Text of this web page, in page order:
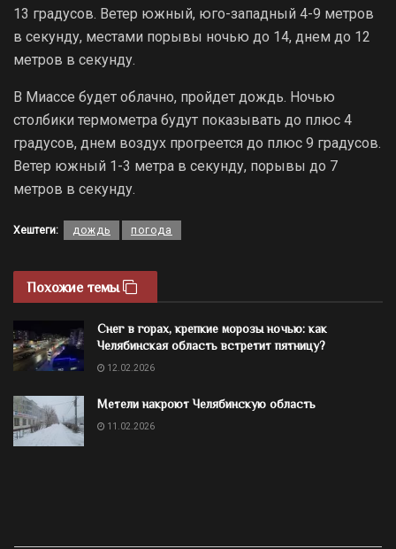
13 градусов. Ветер южный, юго-западный 4-9 метров
в секунду, местами порывы ночью до 14, днем до 12
метров в секунду.
В Миассе будет облачно, пройдет дождь. Ночью
столбики термометра будут показывать до плюс 4
градусов, днем воздух прогреется до плюс 9 градусов.
Ветер южный 1-3 метра в секунду, порывы до 7
метров в секунду.
Хештеги: дождь погода
Похожие темы
Снег в горах, крепкие морозы ночью: как
Челябинская область встретит пятницу?
12.02.2026
Метели накроют Челябинскую область
11.02.2026